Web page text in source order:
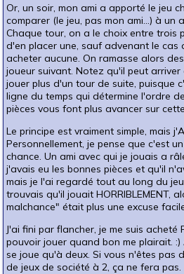
Or, un soir, mon ami a apporté le jeu
comparer (le jeu, pas mon ami...) à un
Chaque tour, on a le choix entre trois
d'en placer une, sauf advenant le cas
acheter aucune. On ramasse alors
joueur suivant. Notez qu'il peut
jouer plus d'un tour de suite, puisque
ligne du temps qui détermine l'ordre
pièces vous font plus avancer sur
Le principe est vraiment simple, mais
Personnellement, je pense que c'est
chance. Un ami avec qui je jouais a
j'avais eu les bonnes pièces et qu'il
mais je l'ai regardé tout au long du
trouvais qu'il jouait HORRIBLEMENT,
malchance" était plus une excuse
J'ai fini par flancher, je me suis
pouvoir jouer quand bon me plairait.
se joue qu'à deux. Si vous n'êtes pas
de jeux de société à 2, ça ne fera pas.